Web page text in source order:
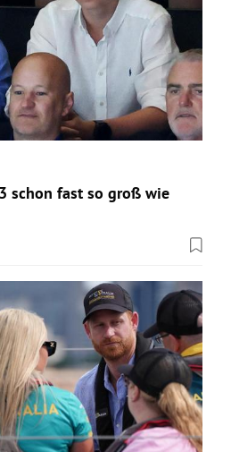
schon fast so groß wie